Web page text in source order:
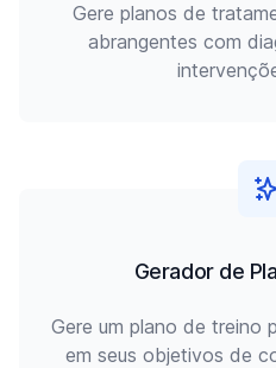
Gere planos de
abrangentes com
Gerador de
Gere um plano de treino
em seus objetivos de